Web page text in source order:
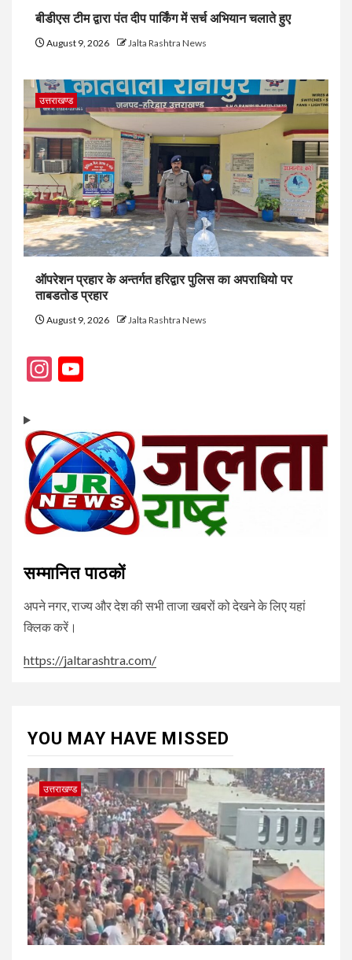
बीडीएस टीम द्वारा पंत दीप पार्किंग में सर्च अभियान चलाते हुए
August 9, 2026 Jalta Rashtra News
उत्तराखण्ड
ऑपरेशन प्रहार के अन्तर्गत हरिद्वार पुलिस का अपराधियो पर
ताबडतोड प्रहार
August 9, 2026 Jalta Rashtra News
Instagram
सम्मानित पाठकों
अपने नगर, राज्य और देश की सभी ताजा खबरों को देखने के लिए यहां
क्लिक करें।
https://jaltarashtra.com/
YOU MAY HAVE MISSED
उत्तराखण्ड